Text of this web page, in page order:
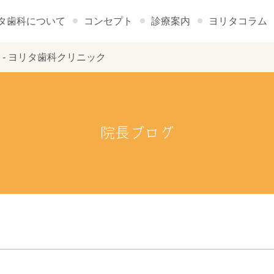
歯科について コンセプト 診療案内 ヨリタコラム
ヨリタ歯科クリニック
院長ブログ